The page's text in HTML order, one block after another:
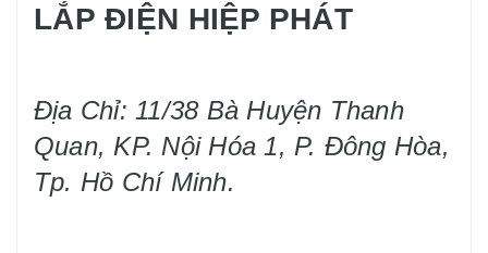
LẮP ĐIỆN HIỆP PHÁT
Địa Chỉ: 11/38 Bà Huyện Thanh
Quan, KP. Nội Hóa 1, P. Đông Hòa,
Tp. Hồ Chí Minh.